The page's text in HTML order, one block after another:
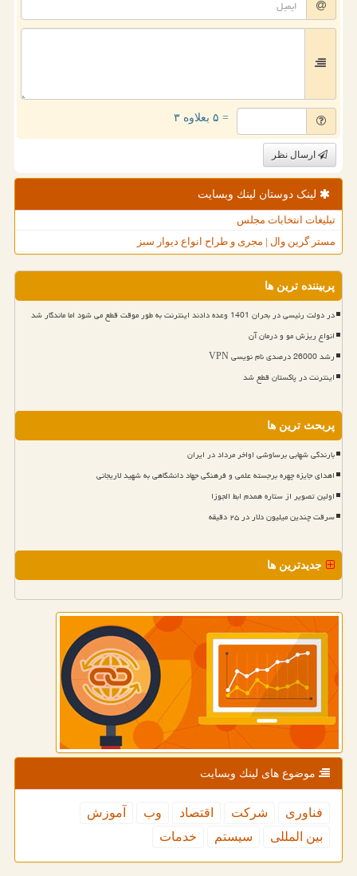
= ۵ بعلاوه ۳
ارسال نظر
لینک دوستان لینك وبسایت
تبلیغات انتخابات مجلس
مستر گرین وال | مجری و طراح انواع دیوار سبز
پربیننده ترین ها
در دولت رئیسی در بحران 1401 وعده دادند اینترنت به طور موقت قطع می شود اما ماندگار شد
انواع ریزش مو و درمان آن
رشد 26000 درصدی نام نویسی VPN
اینترنت در پاکستان قطع شد
پربحث ترین ها
بارندگی شهابی برساوشی اواخر مرداد در ایران
اهدای جایزه چهره برجسته علمی و فرهنگی جهاد دانشگاهی به شهید لاریجانی
اولین تصویر از ستاره همدم ابط الجوزا
سرقت چندین میلیون دلار در ۲۵ دقیقه
جدیدترین ها
موضوع های لینك وبسایت
فناوری شركت اقتصاد وب
آموزش
بین المللی
سیستم خدمات